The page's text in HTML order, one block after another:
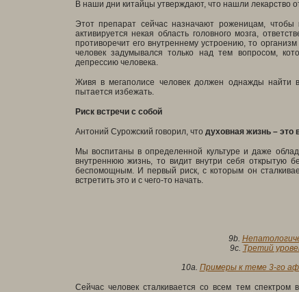
В наши дни китайцы утверждают, что нашли лекарство
Этот препарат сейчас назначают роженицам, чтобы
активируется некая область головного мозга,
противоречит его внутреннему устроению, то
человек задумывался только над тем вопросом,
депрессию человека.
Живя в мегаполисе человек должен однажды найти
пытается избежать.
Риск встречи с собой
Антоний Сурожский говорил, что духовная жизнь – это
Мы воспитаны в определенной культуре и даже
внутреннюю жизнь, то видит внутри себя открытую
беспомощным. И первый риск, с которым он
встретить это и с чего-то начать.
9b.
9c. Третий
10a. Примеры к теме 3-го
Сейчас человек сталкивается со всем тем